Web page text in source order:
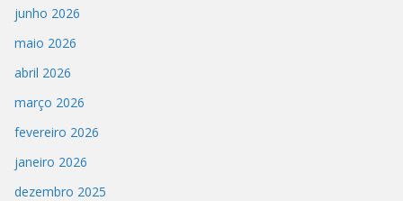
junho 2026
maio 2026
abril 2026
março 2026
fevereiro 2026
janeiro 2026
dezembro 2025